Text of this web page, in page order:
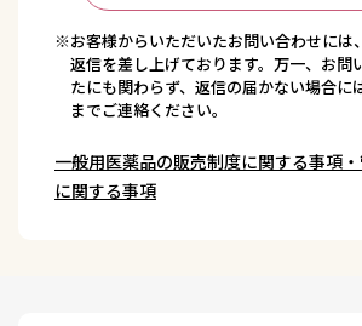
※お客様からいただいたお問い合わせには
返信を差し上げております。万一、お問
たにも関わらず、返信の届かない場合に
までご連絡ください。
一般用医薬品の販売制度に関する事項
に関する事項